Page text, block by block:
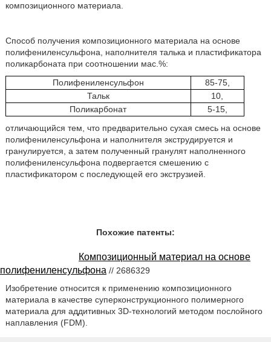
композиционного материала.
Способ получения композиционного материала на основе
полифениленсульфона, наполнителя талька и пластификатора
поликарбоната при соотношении мас.%:
Полифениленсульфон
85-75,
Тальк
10,
Поликарбонат
5-15,
отличающийся тем, что предварительно сухая смесь на основе
полифениленсульфона и наполнителя экструдируется и
гранулируется, а затем полученный гранулят наполненного
полифениленсульфона подвергается смешению с
пластификатором с последующей его экструзией.
Похожие патенты:
Композиционный материал на основе
полифениленсульфона // 2686329
Изобретение относится к применению композиционного
материала в качестве суперконструкционного полимерного
материала для аддитивных 3D-технологий методом послойного
наплавления (FDM).